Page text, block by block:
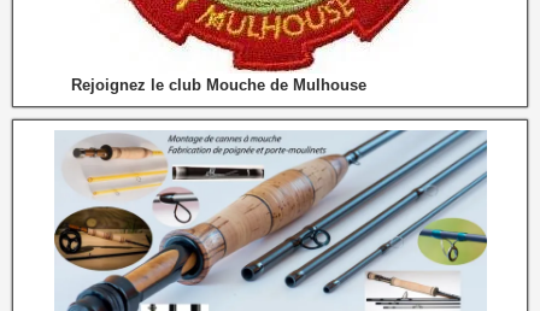
Rejoignez le club Mouche de Mulhouse